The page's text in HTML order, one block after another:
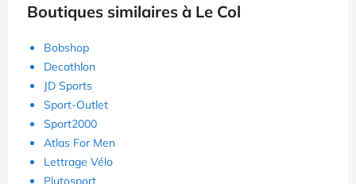
Boutiques similaires à Le Col
Bobshop
Decathlon
JD Sports
Sport-Outlet
Sport2000
Atlas For Men
Lettrage Vélo
Plutosport